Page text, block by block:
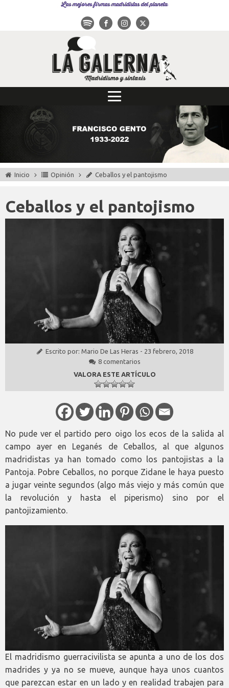
Las mejores firmas madridistas del planeta
Inicio Opinión Ceballos y el pantojismo
Ceballos y el pantojismo
Escrito por: Mario De Las Heras - 23 febrero, 2018
8 comentarios
VALORA ESTE ARTÍCULO
No pude ver el partido pero oigo los ecos de la salida al
campo ayer en Leganés de Ceballos, al que algunos
madridistas ya han tomado como los pantojistas a la
Pantoja. Pobre Ceballos, no porque Zidane le haya puesto
a jugar veinte segundos (algo más viejo y más común que
la revolución y hasta el piperismo) sino por el
pantojizamiento.
El madridismo guerracivilista se apunta a uno de los dos
madrides y ya no se mueve, aunque haya unos cuantos
que parezcan estar en un lado y en realidad trabajen para